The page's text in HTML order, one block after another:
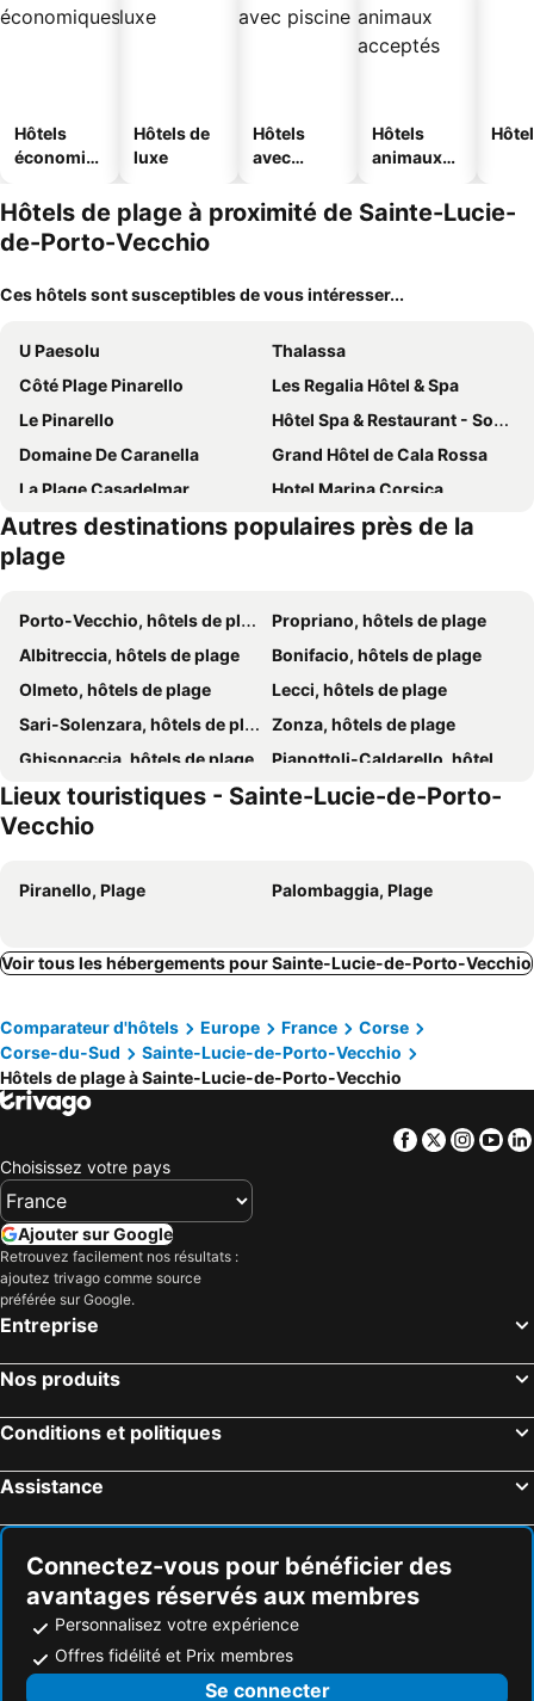
Hôtels
économiq
Hôtels de
luxe
Hôtels
avec
Hôtels
animaux
Hôtels de plage à proximité de Sainte-Lucie-
de-Porto-Vecchio
Ces hôtels sont susceptibles de vous intéresser...
U Paesolu
Thalassa
Côté Plage Pinarello
Les Regalia Hôtel & Spa
Le Pinarello
Hôtel Spa & Restaurant - Son de Mar
Domaine De Caranella
Grand Hôtel de Cala Rossa
La Plage Casadelmar
Hotel Marina Corsica
Casadelmar
Auberge de cannedda
Hotel Don Cesar
Hôtel Le Belvédère
stlocavoile 2, Seuls à bord d un voilier dans le golfe
Hotel Costa Salina
Hotel Les Bergeries de Palombaggia
Hôtel Ambassador Palombaggia
Hôtel Maquis et Mer
Hôtel Les 3 Terrasses
Hotel La Solenzara
Hotel Carre Noir
Costa Nera
Autres destinations populaires près de la
plage
Porto-Vecchio, hôtels de plage
Propriano, hôtels de plage
Albitreccia, hôtels de plage
Bonifacio, hôtels de plage
Olmeto, hôtels de plage
Lecci, hôtels de plage
Sari-Solenzara, hôtels de plage
Zonza, hôtels de plage
Ghisonaccia, hôtels de plage
Pianottoli-Caldarello, hôtels de plage
Serra-di-Ferro, hôtels de plage
Sartène, hôtels de plage
Porto-Pollo, hôtels de plage
Aléria, hôtels de plage
Figari, hôtels de plage
Lieux touristiques - Sainte-Lucie-de-Porto-
Vecchio
Piranello, Plage Palombaggia, Plage
Voir tous les hébergements pour Sainte-Lucie-de-Porto-Vecchio
Comparateur d'hôtels Europe France
Corse
Corse-du-Sud
Sainte-Lucie-de-Porto-Vecchio
Hôtels de plage à Sainte-Lucie-de-Porto-Vecchio
Facebook
Twitter
Choisissez votre pays
Ajouter sur Google
Retrouvez facilement nos résultats :
ajoutez trivago comme source
préférée sur Google.
Entreprise
Nos produits
Conditions et politiques
Assistance
Connectez-vous pour bénéficier des
avantages réservés aux membres
Personnalisez votre expérience
Offres fidélité et Prix membres
Se connecter